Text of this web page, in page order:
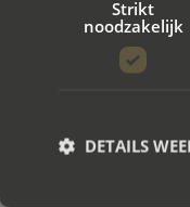
werkgever weer
bij elke stap van
bij Mayet
Strikt
noodzakelijk
DETAILS